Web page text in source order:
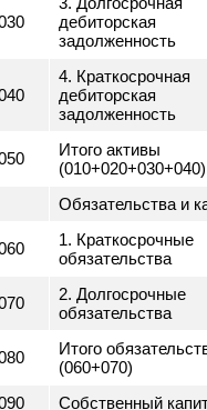
Код
строк
Активы
1. Оборотные
020
2.
дебиторская
задолженность
4.
дебиторская
задолженность
050 Итого активы
Обязательства